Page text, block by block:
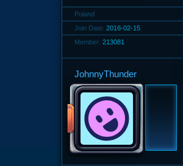
Poland
Join Date: 2016-02-15
Member: 213081
JohnnyThunder